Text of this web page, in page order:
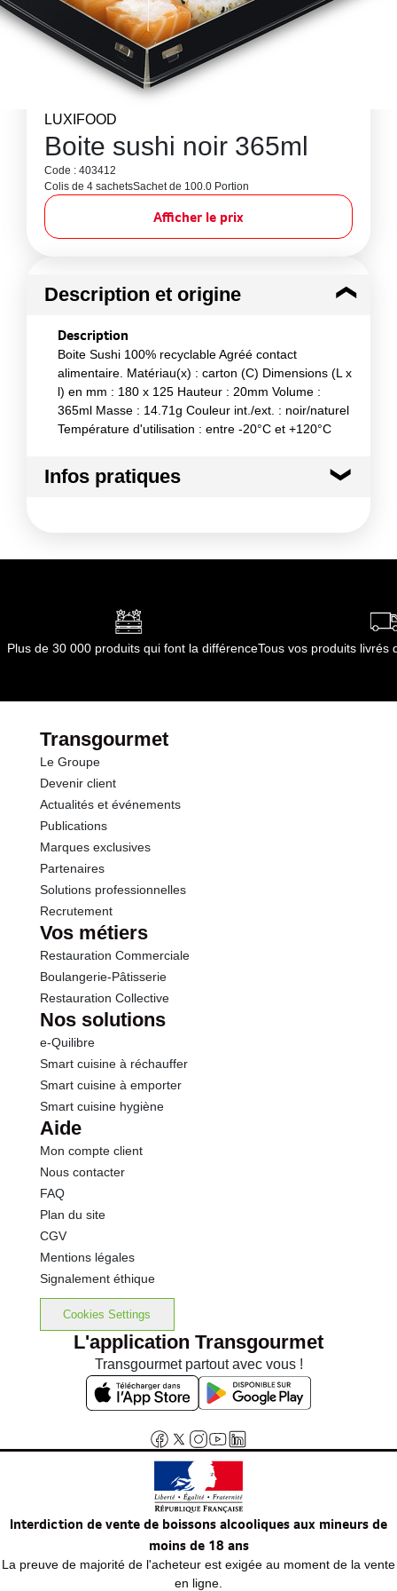
LUXIFOOD
Boite sushi noir 365ml
Code : 403412
Colis de 4 sachetsSachet de 100.0 Portion
Afficher le prix
Description et origine
Description
Boite Sushi 100% recyclable Agréé contact
alimentaire. Matériau(x) : carton (C) Dimensions (L x
l) en mm : 180 x 125 Hauteur : 20mm Volume :
365ml Masse : 14.71g Couleur int./ext. : noir/naturel
Température d'utilisation : entre -20°C et +120°C
Infos pratiques
Conformément aux informations transmises
Plus de 30 000 produits qui font la différenceTous vos produits livrés
Transgourmet
Le Groupe
Devenir client
Actualités et événements
Publications
Marques exclusives
Partenaires
Solutions professionnelles
Recrutement
Vos métiers
Restauration Commerciale
Boulangerie-Pâtisserie
Restauration Collective
Nos solutions
e-Quilibre
Smart cuisine à réchauffer
Smart cuisine à emporter
Smart cuisine hygiène
Aide
Mon compte client
Nous contacter
FAQ
Plan du site
CGV
Mentions légales
Signalement éthique
Cookies Settings
L'application Transgourmet
Transgourmet partout avec vous !
Interdiction de vente de boissons alcooliques aux mineurs de
moins de 18 ans
La preuve de majorité de l'acheteur est exigée au moment de la vente
en ligne.